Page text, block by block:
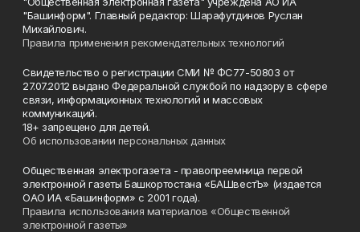
"Башинформ". Главный редактор: Шарафутдинов Руслан
Михайлович.
Правила применения рекомендательных технологий
Свидетельство о регистрации СМИ № ФС77-50803 от
27.07.2012 выдано Федеральной службой по надзору в сфере
связи, информационных технологий и массовых
коммуникаций.
18+ запрещено для детей.
Об использовании персональных данных
Общественная электрогазета - правопреемница первой
электронной газеты Башкортостана «БАШвестЪ» (издается
ОАО ИА «Башинформ» с 2001 года).
Правила использования материалов «Общественной
электронной газеты»